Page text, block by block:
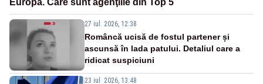
27 iul. 2026, 12:38
Româncă ucisă de fostul partener și
ascunsă în lada patului. Detaliul care a
ridicat suspiciuni
23 iul. 2026, 13:48